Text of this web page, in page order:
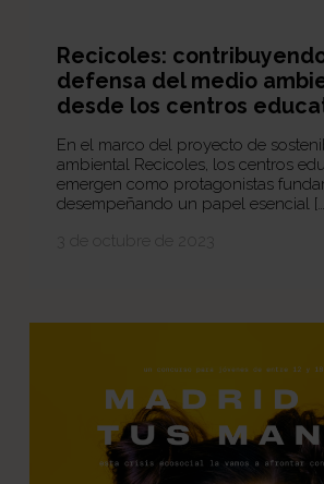
Recicoles:
defensa del medio
desde los centros
En el marco del proyecto de
ambiental Recicoles, los centros
emergen como protagonistas
desempeñando un papel esencial
3 de octubre de 2023